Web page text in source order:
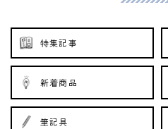
特集記事
新着商品
筆記具